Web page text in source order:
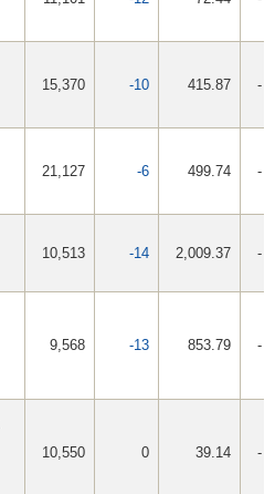
15,370 -10 415.87 -
21,127 -6 499.74 -
10,513 -14 2,009.37 -
9,568 -13 853.79 -
10,550 0 39.14 -